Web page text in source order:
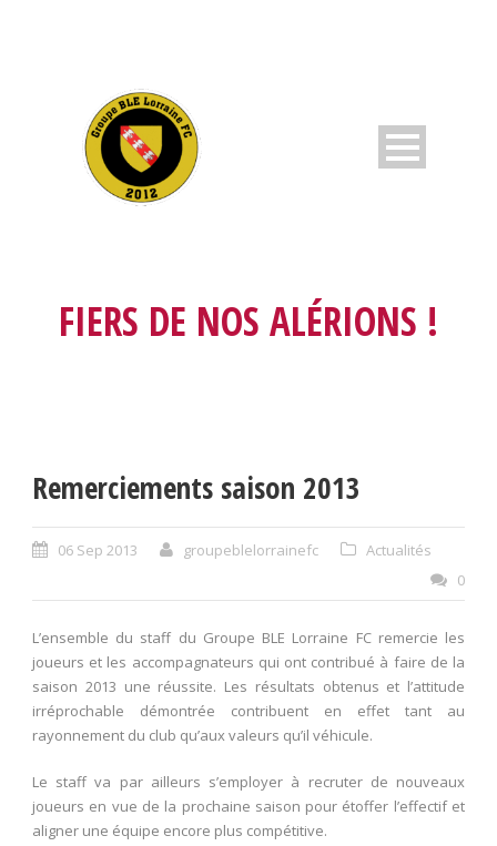
FIERS DE NOS ALÉRIONS !
Remerciements saison 2013
06 Sep 2013 groupeblelorrainefc
Actualités
0
L’ensemble du staff du Groupe BLE Lorraine FC remercie les
joueurs et les accompagnateurs qui ont contribué à faire de la
saison 2013 une réussite. Les résultats obtenus et l’attitude
irréprochable démontrée contribuent en effet tant au
rayonnement du club qu’aux valeurs qu’il véhicule.
Le staff va par ailleurs s’employer à recruter de nouveaux
joueurs en vue de la prochaine saison pour étoffer l’effectif et
aligner une équipe encore plus compétitive.